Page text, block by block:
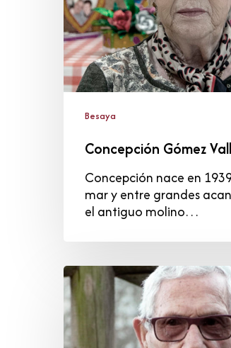
Besaya
Concepción Gómez
Concepción nace en
mar y entre grandes
el antiguo molino…
José
Manzanal
Alles